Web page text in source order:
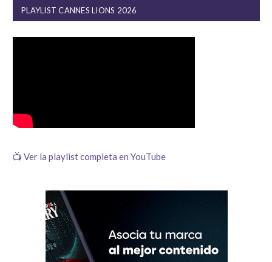
PLAYLIST CANNES LIONS 2026
📺 Ver la playlist completa en YouTube